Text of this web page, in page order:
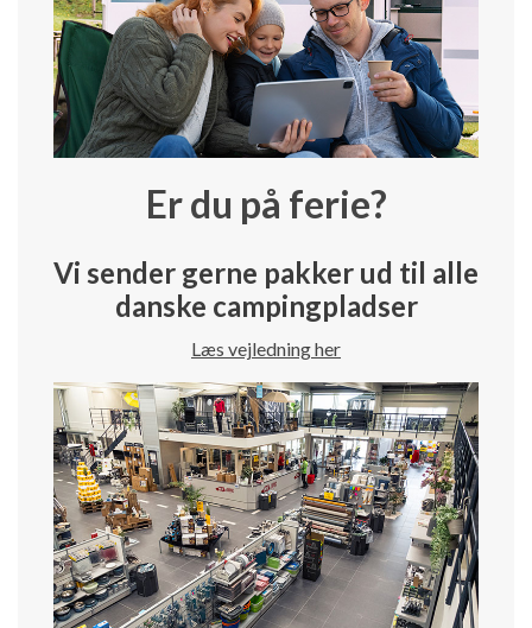
Er du på ferie?
Vi sender gerne pakker ud til alle
danske campingpladser
Læs vejledning her